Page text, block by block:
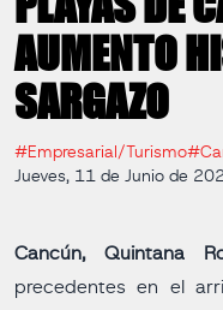
AUMENTO
SARGAZO
#Empresarial/Turismo
Jueves, 11 de Junio de
Cancún, Quintana
precedentes en el